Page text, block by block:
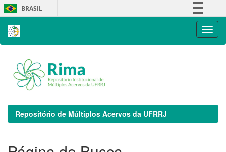
Skip
navigation
BRASIL
Repositório de Múltiplos Acervos da UFRRJ